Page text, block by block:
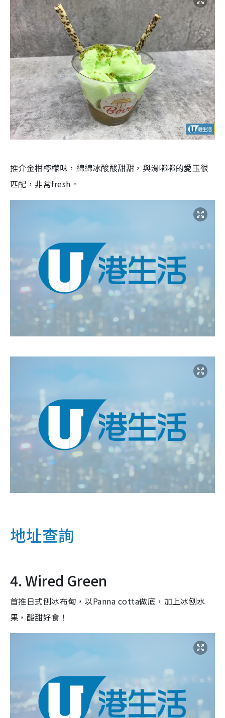
推介金柑檸檬味，綿綿冰酸酸甜甜，與滑嘟嘟的愛玉很
匹配，非常fresh。
地址查詢
4. Wired Green
首推日式刨冰布甸，以Panna cotta做底，加上冰刨水
果，酸甜好食！